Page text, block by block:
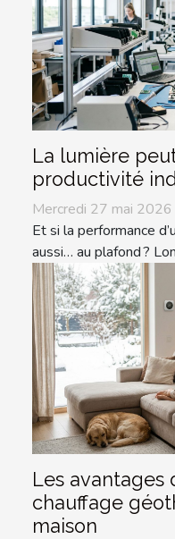
La lumière
productivité
Mercredi 27 mai
Et si la performance
aussi… au plafond ?
Les avantages
chauffage
maison